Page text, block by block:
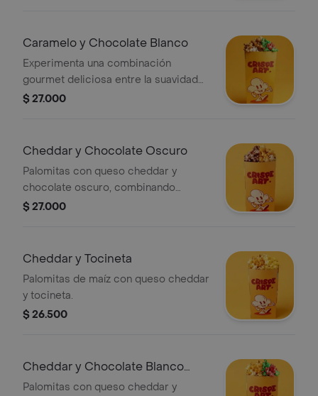
Caramelo y Chocolate Blanco
Experimenta una combinación
gourmet deliciosa entre la suavidad
del caramelo y la dulzura pura y
de sabor suave y atractiva para los
sentidos en nuestro paquete
personal.
$ 27.000
Cheddar y Chocolate Oscuro
Palomitas con queso cheddar y
chocolate oscuro, combinando
sabores salados y dulces.
$ 27.000
Cheddar y Tocineta
Palomitas de maíz con queso cheddar
y tocineta.
$ 26.500
Cheddar y Chocolate Blanco
Coloreado
Palomitas con queso cheddar y